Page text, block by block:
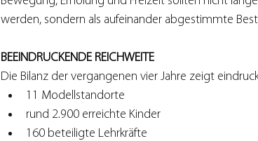
werden, sondern als aufeinander abgestimmte
BEEINDRUCKENDE REICHWEITE
Die Bilanz der vergangenen vier Jahre zeigt
11 Modellstandorte
rund 2.900 erreichte Kinder
160 beteiligte Lehrkräfte